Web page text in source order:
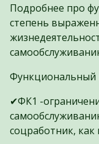
Подробнее про
степень
Функциональный
✔ФК1 -
соцработник, как